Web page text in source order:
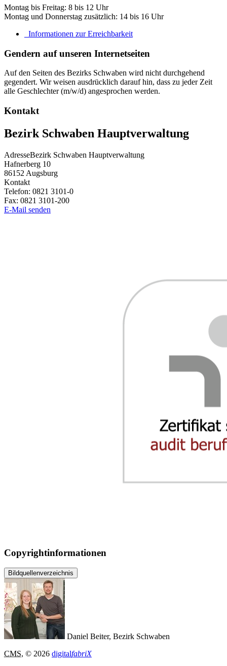
Montag bis Freitag: 8 bis 12 Uhr
Montag und Donnerstag zusätzlich: 14 bis 16 Uhr
Informationen zur Erreichbarkeit
Gendern auf unseren Internetseiten
Auf den Seiten des Bezirks Schwaben wird nicht durchgehend
gegendert. Wir weisen ausdrücklich darauf hin, dass zu jeder Zeit
alle Geschlechter (m/w/d) angesprochen werden.
Kontakt
Bezirk Schwaben Hauptverwaltung
AdresseBezirk Schwaben Hauptverwaltung
Hafnerberg 10
86152 Augsburg
Kontakt
Telefon: 0821 3101-0
Fax: 0821 3101-200
E-Mail senden
Copyrightinformationen
Bildquellenverzeichnis
Daniel Beiter, Bezirk Schwaben
CMS, © 2026 digitalfabriX